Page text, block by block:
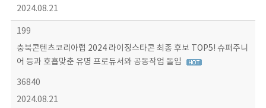
2024.08.21
199
충북콘텐츠코리아랩 2024 라이징스타콘 최종 후보 TOP5! 슈퍼주니
어 등과 호흡맞춘 유명 프로듀서와 공동작업 돌입
36840
2024.08.21